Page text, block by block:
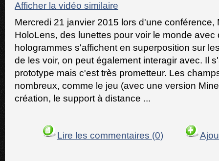
Afficher la vidéo similaire
Mercredi 21 janvier 2015 lors d'une conférence,
HoloLens, des lunettes pour voir le monde
hologrammes s'affichent en superposition sur
de les voir, on peut également interagir avec. Il
prototype mais c'est très prometteur. Les
nombreux, comme le jeu (avec une version
création, le support à distance ...
Lire les commentaires (0)